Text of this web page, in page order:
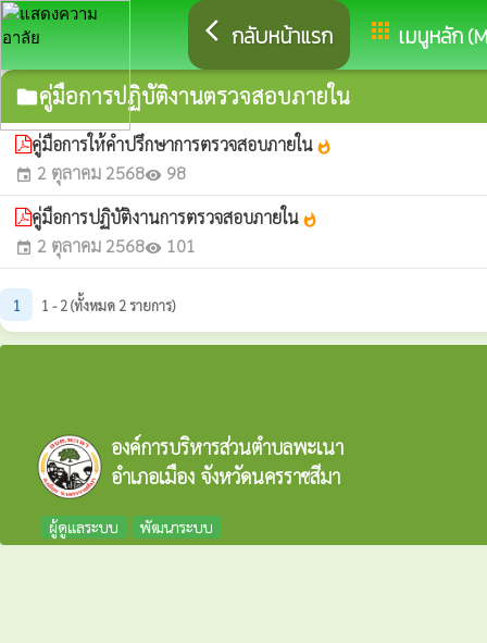
arrow_back_ios กลับหน้าแรก apps เมนูหลัก
folderคู่มือการปฏิบัติงานตรวจสอบภายใน
คู่มือการให้คำปรึกษาการตรวจสอบภายใน whatshot
event 2 ตุลาคม 2568visibility 98
คู่มือการปฏิบัติงานการตรวจสอบภายใน whatshot
event 2 ตุลาคม 2568visibility 101
1 1 - 2 (ทั้งหมด 2 รายการ)
องค์การบริหารส่วนตำบลพะเนา
อำเภอเมือง จังหวัดนครราชสีมา
ผู้ดูแลระบบ พัฒนาระบบ